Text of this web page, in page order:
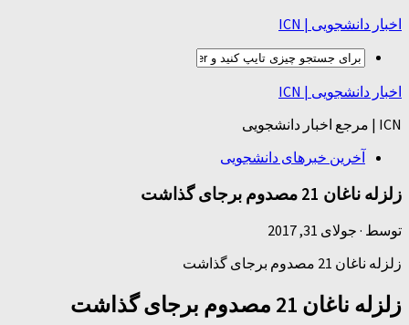
اخبار دانشجویی | ICN
اخبار دانشجویی | ICN
ICN | مرجع اخبار دانشجویی
آخرین خبرهای دانشجویی
زلزله ناغان 21 مصدوم برجای گذاشت
توسط · جولای 31, 2017
زلزله ناغان 21 مصدوم برجای گذاشت
زلزله ناغان 21 مصدوم برجای گذاشت